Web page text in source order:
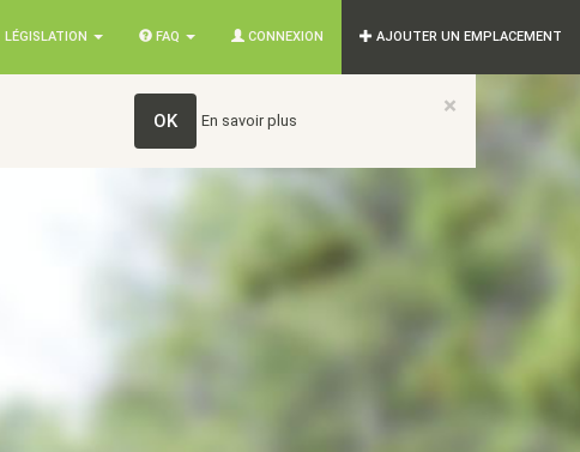
LÉGISLATION FAQ CONNEXION AJOUTER UN EMPLACEMENT
×
OK En savoir plus